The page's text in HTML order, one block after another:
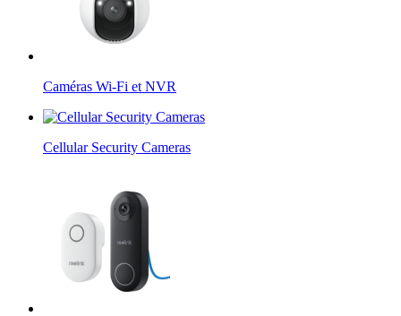
Caméras Wi-Fi et NVR
Cellular Security Cameras